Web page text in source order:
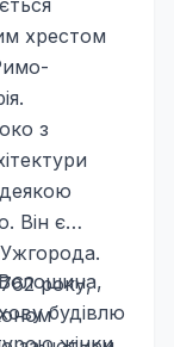
хрестом
з
Він є
року,
будівлю